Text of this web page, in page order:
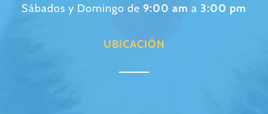
Sábados y Domingo de 9:00 am a 3:00 pm
UBICACIÓN